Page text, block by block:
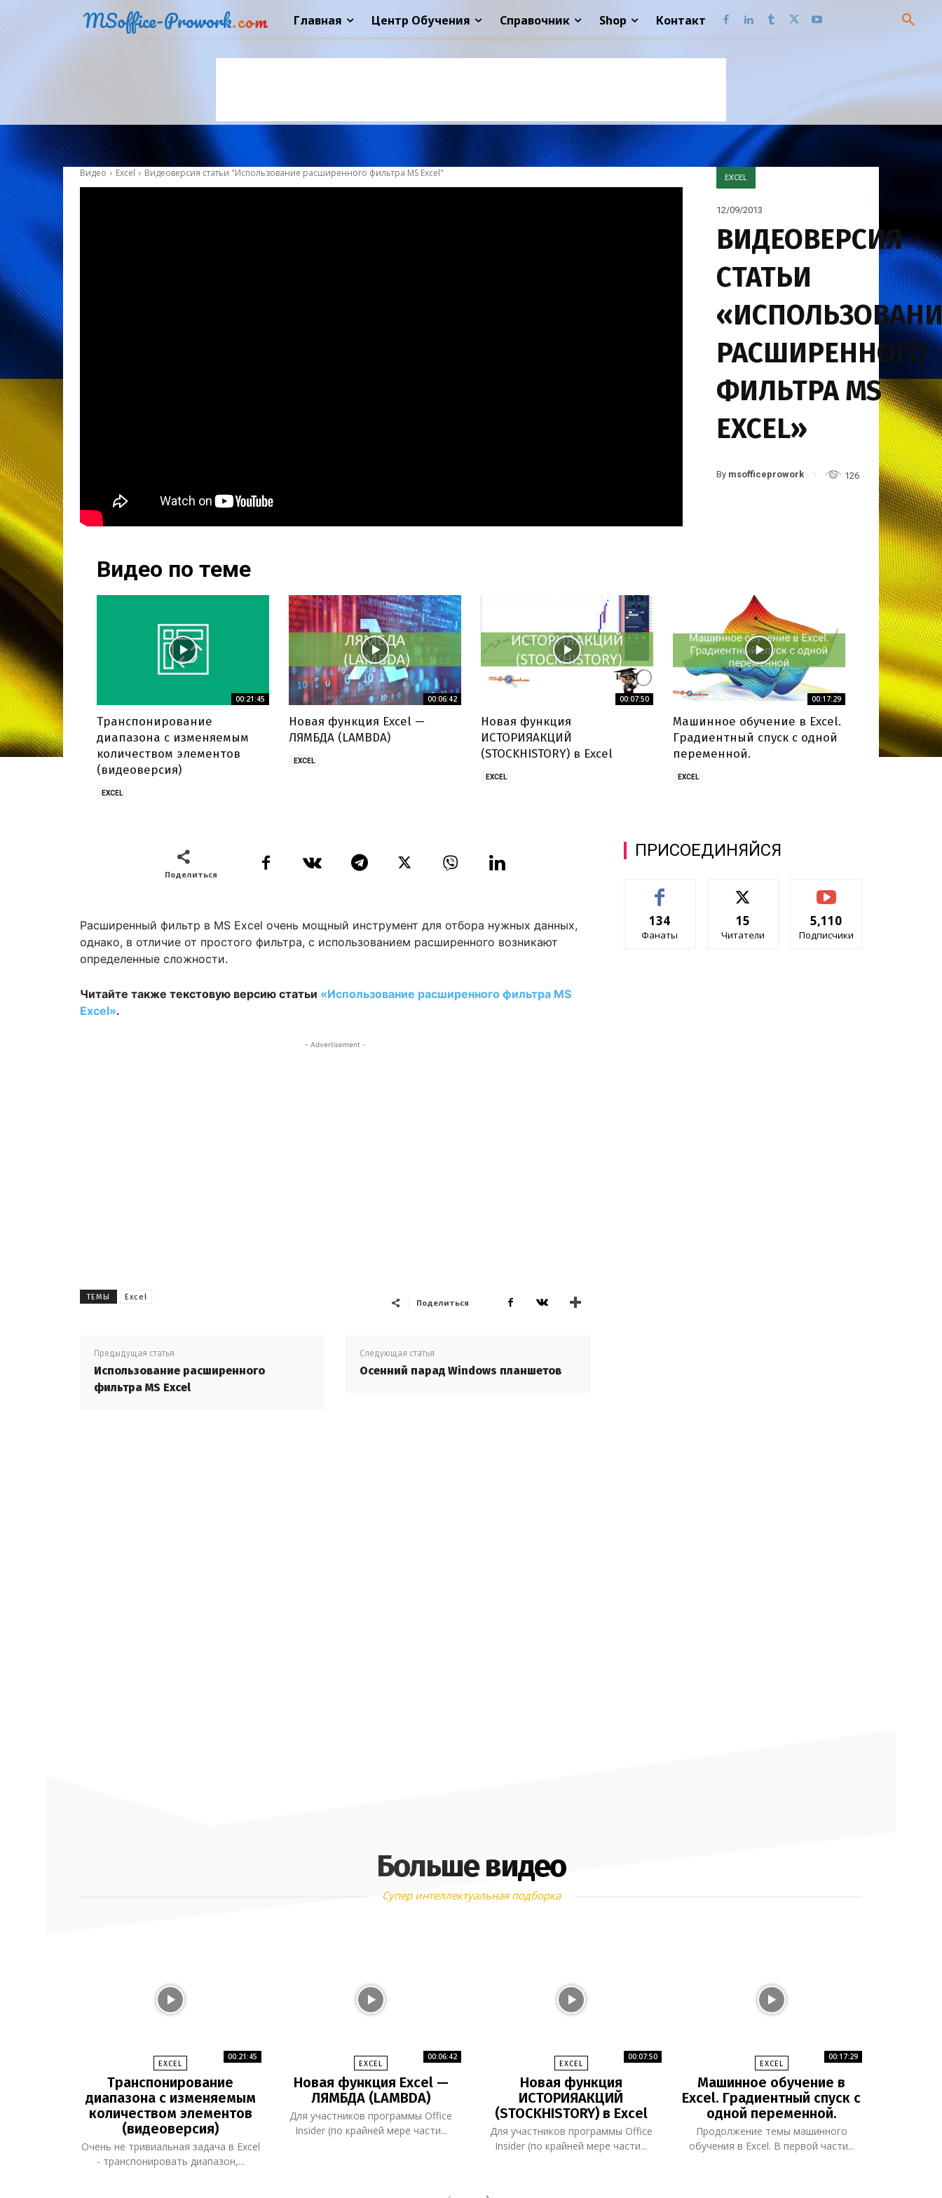
MSoffice-Prowork.com Главная Центр Обучения Справочник Shop Контакт
Видео Excel Видеоверсия статьи "Использование расширенного фильтра MS Excel" EXCEL
12/09/2013
ВИДЕОВЕРСИЯ
СТАТЬИ
РАСШИРЕННОГО
ФИЛЬТРА MS
EXCEL»
By msofficeprowork 126
Видео по теме
00:21:45
Транспонирование
диапазона с изменяемым
количеством элементов
(видеоверсия)
EXCEL
00:06:42
Новая функция Excel —
ЛЯМБДА (LAMBDA)
EXCEL
00:07:50
Новая функция
ИСТОРИЯАКЦИЙ
(STOCKHISTORY) в Excel
EXCEL
00:17:29
Машинное обучение в Excel.
Градиентный спуск с одной
переменной.
EXCEL
Поделиться
Расширенный фильтр в MS Excel очень мощный инструмент для отбора нужных данных,
однако, в отличие от простого фильтра, с использованием расширенного возникают
определенные сложности.
Читайте также текстовую версию статьи «Использование расширенного фильтра MS
Excel».
- Advertisement -
ТЕМЫ Excel
Поделиться
Предыдущая статья
Использование расширенного
фильтра MS Excel
Следующая статья
Осенний парад Windows планшетов
ПРИСОЕДИНЯЙСЯ
134
Фанаты
15
Читатели
5,110
Подписчики
Больше видео
Супер интеллектуальная подборка
EXCEL
00:21:45
Транспонирование
диапазона с изменяемым
количеством элементов
(видеоверсия)
Очень не тривиальная задача в Excel
- транспонировать диапазон,...
EXCEL
00:06:42
Новая функция Excel —
ЛЯМБДА (LAMBDA)
Для участников программы Office
Insider (по крайней мере части...
EXCEL
00:07:50
Новая функция
ИСТОРИЯАКЦИЙ
(STOCKHISTORY) в Excel
Для участников программы Office
Insider (по крайней мере части...
EXCEL
00:17:29
Машинное обучение в
Excel. Градиентный спуск с
одной переменной.
Продолжение темы машинного
обучения в Excel. В первой части...